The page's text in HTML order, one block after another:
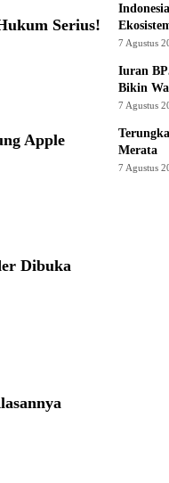
Serius!
Apple
Dibuka
7 Agustus
Iuran
Bikin
7 Agustus
Merata
7 Agustus